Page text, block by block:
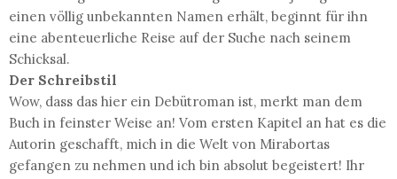
einen völlig unbekannten Namen erhält, beginnt für ihn
eine abenteuerliche Reise auf der Suche nach seinem
Schicksal.
Der Schreibstil
Wow, dass das hier ein Debütroman ist, merkt man dem
Buch in feinster Weise an! Vom ersten Kapitel an hat es die
Autorin geschafft, mich in die Welt von Mirabortas
gefangen zu nehmen und ich bin absolut begeistert! Ihr